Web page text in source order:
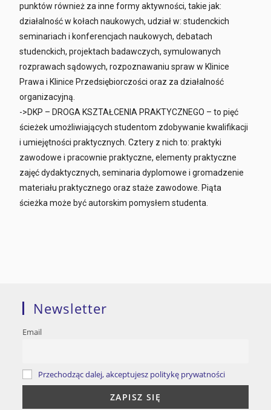
punktów również za inne formy aktywności, takie jak:
działalność w kołach naukowych, udział w: studenckich
seminariach i konferencjach naukowych, debatach
studenckich, projektach badawczych, symulowanych
rozprawach sądowych, rozpoznawaniu spraw w Klinice
Prawa i Klinice Przedsiębiorczości oraz za działalność
organizacyjną.
->DKP – DROGA KSZTAŁCENIA PRAKTYCZNEGO – to pięć
ścieżek umożliwiających studentom zdobywanie kwalifikacji
i umiejętności praktycznych. Cztery z nich to: praktyki
zawodowe i pracownie praktyczne, elementy praktyczne
zajęć dydaktycznych, seminaria dyplomowe i gromadzenie
materiału praktycznego oraz staże zawodowe. Piąta
ścieżka może być autorskim pomysłem studenta.
Newsletter
Email
Przechodząc dalej, akceptujesz politykę prywatności